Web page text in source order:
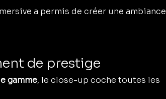
a permis de créer une ambiance
de prestige
gamme, le close-up coche toutes les